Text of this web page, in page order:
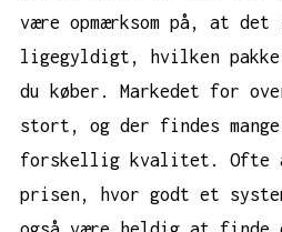
være opmærksom på, at
ligegyldigt, hvilken
du køber. Markedet for
stort, og der findes
forskellig kvalitet. Ofte
prisen, hvor godt et